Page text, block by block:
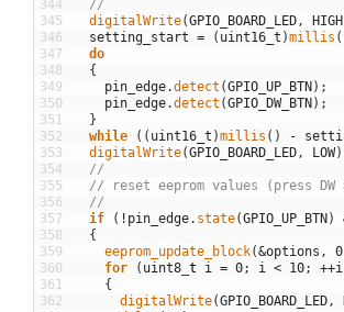
344
345
346
347
348
349
350
351
352
353
354
355
356
357
358
359
360
361
362
//
digitalWrite(GPIO_BOARD_LED , HIGH
setting_start = ( uint16_t )millis (
do
{
pin_edge.detect (GPIO_UP_BTN) ;
pin_edge.detect (GPIO_DW_BTN) ;
}
while
( ( uint16_t )millis ( ) -
digitalWrite(GPIO_BOARD_LED , LOW)
//
// reset eeprom values (press
//
if
( ! pin_edge. state(GPIO_UP_BTN)
{
eeprom_update_block(&options , 0
for
( uint8 t i = 0; i < 10; ++i
{
digitalWrite(GPIO_BOARD_LED ,